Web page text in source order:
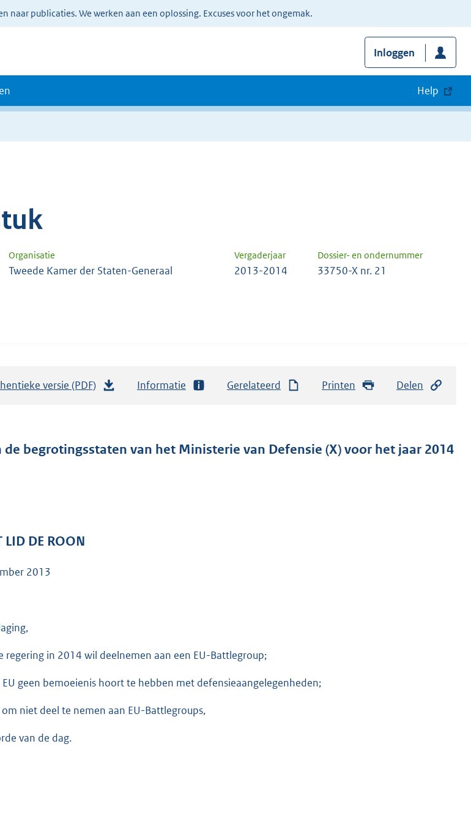
naar publicaties. We werken aan een oplossing. Excuses voor het ongemak.
Inloggen
Help
Organisatie Vergaderjaar Dossier- en ondernummer
Tweede Kamer der Staten-Generaal 2013-2014 33750-X nr. 21
versie (PDF)
a
3
K
Informatie Gerelateerd Printen Delen
begrotingsstaten van het Ministerie van Defensie (X) voor het jaar 2014
LID DE ROON
2013
regering in 2014 wil deelnemen aan een EU-Battlegroup;
geen bemoeienis hoort te hebben met defensieaangelegenheden;
niet deel te nemen aan EU-Battlegroups,
van de dag.